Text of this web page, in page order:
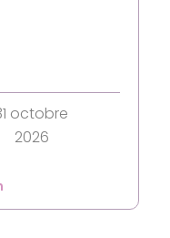
octobre
2026